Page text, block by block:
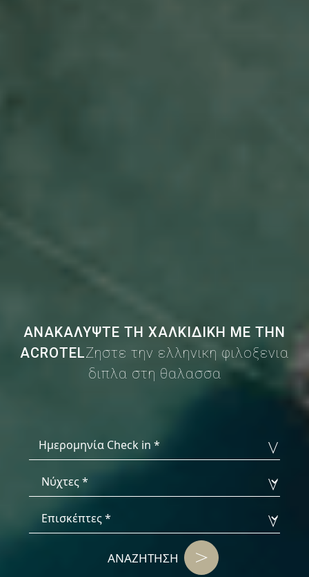
ΑΝΑΚΑΛΥΨΤΕ ΤΗ ΧΑΛΚΙΔΙΚΗ ΜΕ ΤΗΝ
ACROTELΖηστε την ελληνικη φιλοξενια
διπλα στη θαλασσα
ΑΝΑΖΗΤΗΣΗ